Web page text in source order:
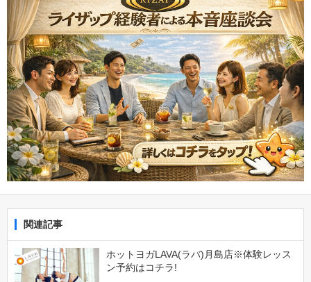
関連記事
ホットヨガLAVA(ラバ)月島店※体験レッス
ン予約はコチラ!